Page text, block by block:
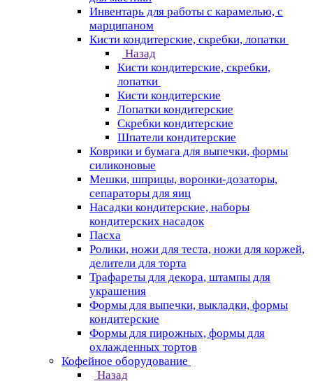
Инвентарь для работы с карамелью, с
марципаном
Кисти кондитерские, скребки, лопатки
Назад
Кисти кондитерские, скребки,
лопатки
Кисти кондитерские
Лопатки кондитерские
Скребки кондитерские
Шпатели кондитерские
Коврики и бумага для выпечки, формы
силиконовые
Мешки, шприцы, воронки-дозаторы,
сепараторы для яиц
Насадки кондитерские, наборы
кондитерских насадок
Пасха
Ролики, ножи для теста, ножи для коржей,
делители для торта
Трафареты для декора, штампы для
украшения
Формы для выпечки, выкладки, формы
кондитерские
Формы для пирожных, формы для
охлажденных тортов
Кофейное оборудование
Назад